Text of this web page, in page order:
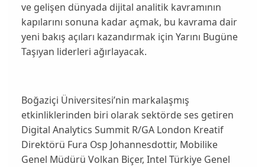
ve gelişen dünyada dijital analitik kavramının
kapılarını sonuna kadar açmak, bu kavrama dair
yeni bakış açıları kazandırmak için Yarını Bugüne
Taşıyan liderleri ağırlayacak.
Boğaziçi Üniversitesi’nin markalaşmış
etkinliklerinden biri olarak sektörde ses getiren
Digital Analytics Summit R/GA London Kreatif
Direktörü Fura Osp Johannesdottir, Mobilike
Genel Müdürü Volkan Biçer, Intel Türkiye Genel